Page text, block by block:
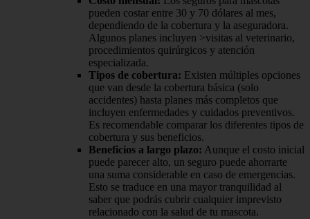
pueden costar entre 30 y 70 dólares al mes,
dependiendo de la cobertura y la aseguradora.
Algunos planes incluyen >visitas al veterinario,
procedimientos quirúrgicos y atención
especializada.
Tipos de cobertura: Existen múltiples opciones
que van desde la cobertura básica (solo
accidentes) hasta planes más completos que
incluyen enfermedades y cuidados preventivos.
Es recomendable comparar los diferentes tipos de
cobertura y sus beneficios.
Beneficios a largo plazo: Aunque el costo inicial
puede parecer alto, un seguro puede ahorrarte
una suma considerable en caso de emergencias.
Esto se traduce en una mayor tranquilidad al
saber que podrás cubrir cualquier imprevisto
relacionado con la salud de tu mascota.